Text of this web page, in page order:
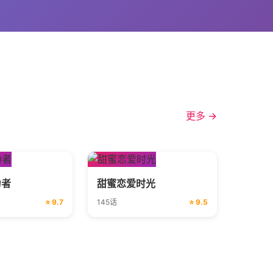
更多 →
⭐ 9.7
甜蜜恋爱时光
145话 ⭐ 9.5